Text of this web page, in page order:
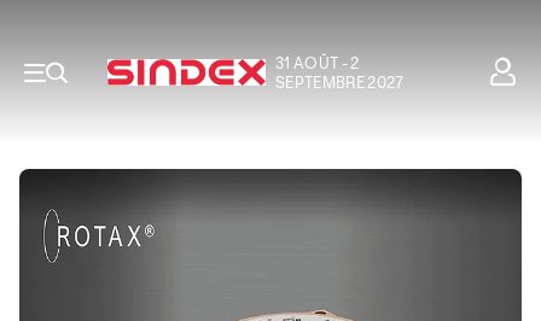
31 AOÛT - 2
SEPTEMBRE 2027